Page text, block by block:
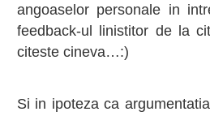
angoaselor personale in
feedback-ul linistitor de la
citeste cineva…:)
Si in ipoteza ca